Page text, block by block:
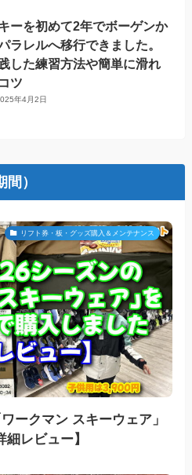
ーを初めて2年でボーゲンか
ラレルへ移行できました。
した練習方法や簡単に滑れ
ツ
年4月2日
）
リフト券・板・グッズ購入＆メンテナンス
ークマン スキーウェア」
レビュー】